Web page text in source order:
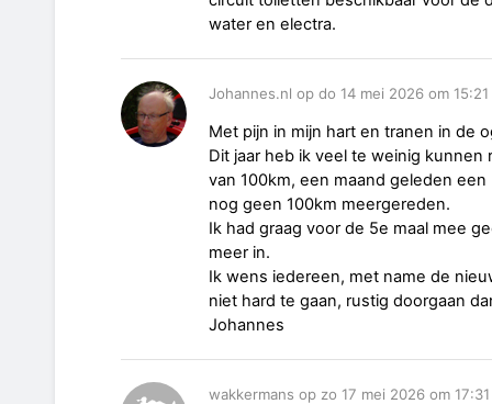
water en electra.
Johannes.nl op do 14 mei 2026 om 15:21
Met pijn in mijn hart en tranen in de
Dit jaar heb ik veel te weinig
van 100km, een maand geleden
nog geen 100km meergereden.
Ik had graag voor de 5e maal mee
meer in.
Ik wens iedereen, met name de
niet hard te gaan, rustig doorgaan
Johannes
wakkermans op zo 17 mei 2026 om 17:31